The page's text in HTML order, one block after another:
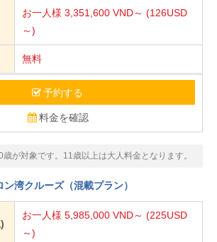
お一人様 3,351,600 VND～ (126USD
～)
無料
予約する
料金を確認
が対象です。11歳以上は大人料金となります。
湾クルーズ（混載プラン）
お一人様 5,985,000 VND～ (225USD
～)